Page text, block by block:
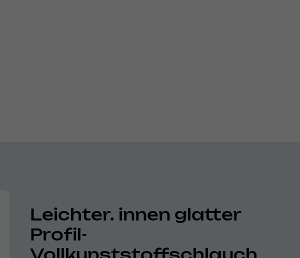
Leichter. innen glatter
Profil-